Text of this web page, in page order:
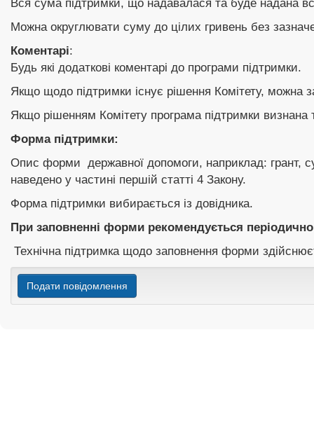
Вся сума підтримки, що надавалася та буде надана
Можна округлювати суму до цілих гривень без
Коментарі:
Будь які додаткові коментарі до програми підтримки.
Якщо щодо підтримки існує рішення Комітету, можна
Якщо рішенням Комітету програма підтримки
Форма підтримки:
Опис форми державної допомоги, наприклад: грант,
наведено у частині першій статті 4 Закону.
Форма підтримки вибирається із довідника.
При заповненні форми рекомендується періодично
Технічна підтримка щодо заповнення форми
Подати повідомлення